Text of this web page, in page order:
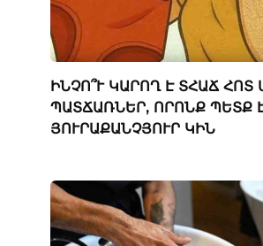
ԻՆՉՈ՞Ւ ԿԱՐՈՂ Է ՏՀԱՃ ՀՈՏ
ՊԱՏՃԱՌՆԵՐ, ՈՐՈՆՔ ՊԵՏՔ
ՅՈՒՐԱՔԱՆՉՅՈՒՐ ԿԻՆ